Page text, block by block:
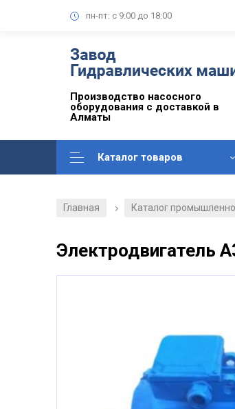
пн-пт: с 9:00 до 18:00
Производство насосного
оборудования с доставкой в
Алматы
Каталог товаров
Главная / Каталог
Электродвигатель